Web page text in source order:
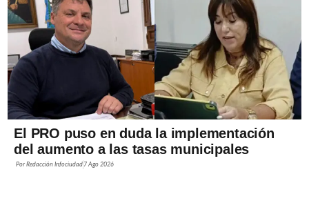
El PRO puso en duda la implementación
del aumento a las tasas municipales
PorRedacción Infociudad 7 Ago 2026